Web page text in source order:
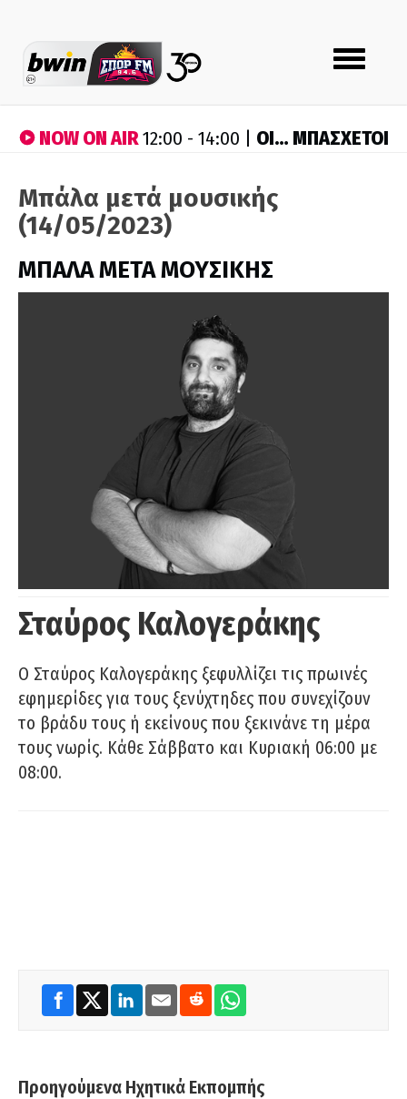
Toggle
navigation
NOW ON AIR12:00 - 14:00 | ΟΙ… ΜΠΑΣΧΕΤΟΙ
Μπάλα μετά μουσικής
(14/05/2023)
ΜΠΑΛΑ ΜΕΤΑ ΜΟΥΣΙΚΗΣ
Σταύρος Καλογεράκης
Ο Σταύρος Καλογεράκης ξεφυλλίζει τις πρωινές
εφημερίδες για τους ξενύχτηδες που συνεχίζουν
το βράδυ τους ή εκείνους που ξεκινάνε τη μέρα
τους νωρίς. Κάθε Σάββατο και Κυριακή 06:00 με
08:00.
Προηγούμενα Ηχητικά Εκπομπής